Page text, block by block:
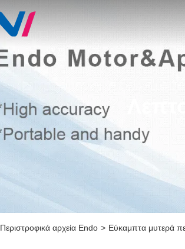
Περιστροφικά αρχεία Endo > Εύκαμπτα μυτερά